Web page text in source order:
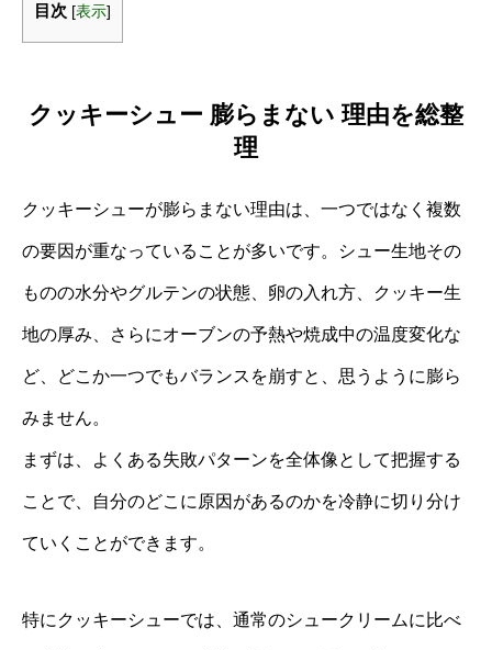
目次 [表示]
クッキーシュー 膨らまない 理由を総整
理
クッキーシューが膨らまない理由は、一つではなく複数
の要因が重なっていることが多いです。シュー生地その
ものの水分やグルテンの状態、卵の入れ方、クッキー生
地の厚み、さらにオーブンの予熱や焼成中の温度変化な
ど、どこか一つでもバランスを崩すと、思うように膨ら
みません。
まずは、よくある失敗パターンを全体像として把握する
ことで、自分のどこに原因があるのかを冷静に切り分け
ていくことができます。
特にクッキーシューでは、通常のシュークリームに比べ